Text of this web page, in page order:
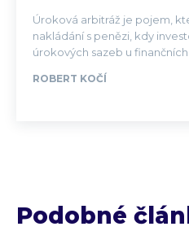
Úroková arbitráž je pojem,
nakládání s penězi, kdy
úrokových sazeb u
ROBERT KOČÍ
Podobné